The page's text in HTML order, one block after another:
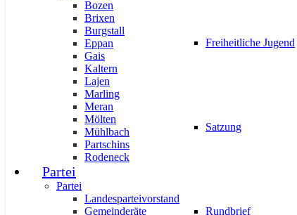
Freiheitliche Jugend
Satzung
Rundbrief
Bozen
Brixen
Burgstall
Eppan
Gais
Kaltern
Lajen
Marling
Meran
Mölten
Mühlbach
Partschins
Rodeneck
Partei
Partei
Landesparteivorstand
Gemeinderäte
Unternehmenssicherheit:
11. Juni 2026